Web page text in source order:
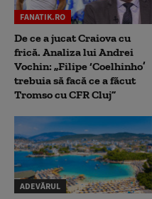
FANATIK.RO
De ce a jucat Craiova cu
frică. Analiza lui Andrei
Vochin: „Filipe ‘Coelhinho’
trebuia să facă ce a făcut
Tromso cu CFR Cluj”
ADEVĂRUL